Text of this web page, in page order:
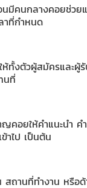
มีคนกลางคอยช่วย
าที่กำหนด
ทั้งตัวผู้สมัครและผู้
นที่
คอยให้คำแนะนำ
าไป เป็นต้น
ถานที่ทำงาน หรือด้